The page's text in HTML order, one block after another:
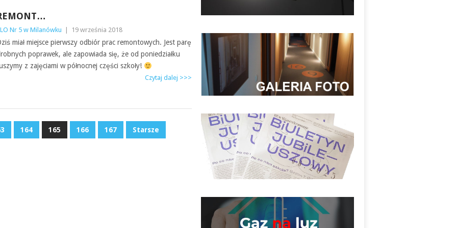
Nr 5 w Milanówku 19 września 2018
miał miejsce pierwszy odbiór prac remontowych. Jest parę
poprawek, ale zapowiada się, że od poniedziałku
z zajęciami w północnej części szkoły!
Czytaj dalej >>>
164 165 166 167 Starsze